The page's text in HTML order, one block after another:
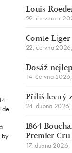
by
Louis
29. července
Comte Liger
22. června
Dosáž
14. června
Příliš levný
24. dubna
1864
Premier
17. dubna 2026,